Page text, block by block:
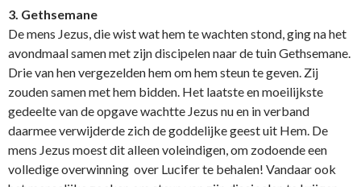
3. Gethsemane
De mens Jezus, die wist wat hem te wachten stond, ging na het
avondmaal samen met zijn discipelen naar de tuin Gethsemane.
Drie van hen vergezelden hem om hem steun te geven. Zij
zouden samen met hem bidden. Het laatste en moeilijkste
gedeelte van de opgave wachtte Jezus nu en in verband
daarmee verwijderde zich de goddelijke geest uit Hem. De
mens Jezus moest dit alleen voleindigen, om zodoende een
volledige overwinning over Lucifer te behalen! Vandaar ook